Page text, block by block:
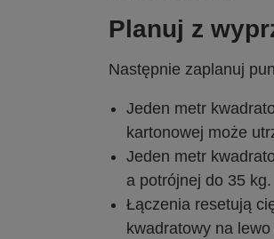
Planuj z
Następnie zaplanuj
Jeden metr
kartonowej może
Jeden metr
a potrójnej do 35 kg.
Łączenia resetują
kwadratowy na